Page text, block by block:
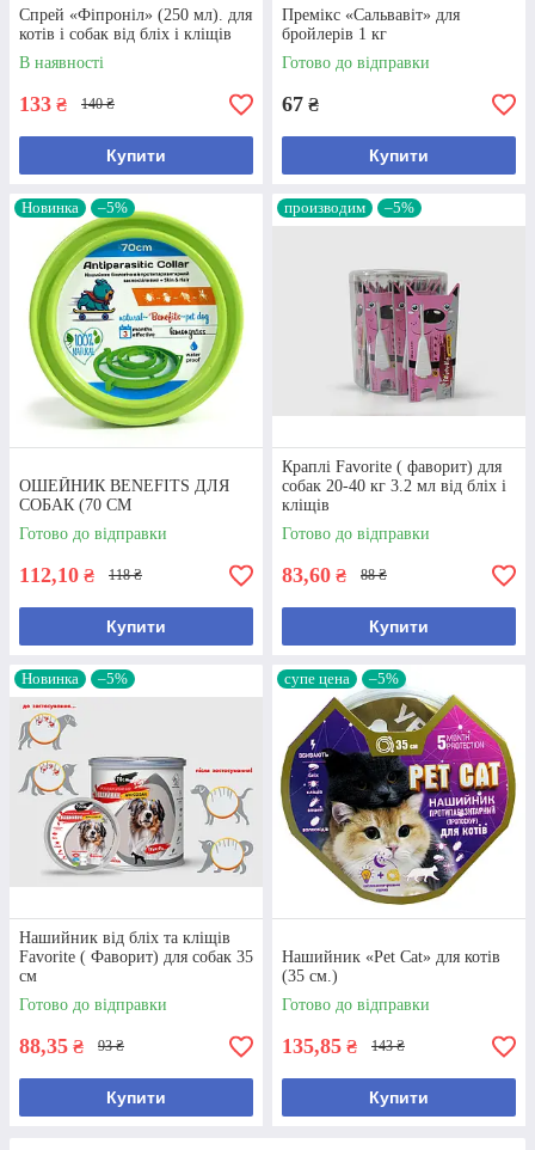
Спрей «Фіпроніл» (250 мл). для
котів і собак від бліх і кліщів
В наявності
133 ₴ 140 ₴
Купити
Премікс «Сальвавіт» для
бройлерів 1 кг
Готово до відправки
67 ₴
Купити
Новинка –5%
ОШЕЙНИК BENEFITS ДЛЯ
СОБАК (70 СМ
Готово до відправки
112,10 ₴ 118 ₴
Купити
производим –5%
Краплі Favorite ( фаворит) для
собак 20-40 кг 3.2 мл від бліх і
кліщів
Готово до відправки
83,60 ₴ 88 ₴
Купити
Новинка –5%
Нашийник від бліх та кліщів
Favorite ( Фаворит) для собак 35
см
Готово до відправки
88,35 ₴ 93 ₴
Купити
супе цена –5%
Нашийник «Pet Cat» для котів
(35 см.)
Готово до відправки
135,85 ₴ 143 ₴
Купити